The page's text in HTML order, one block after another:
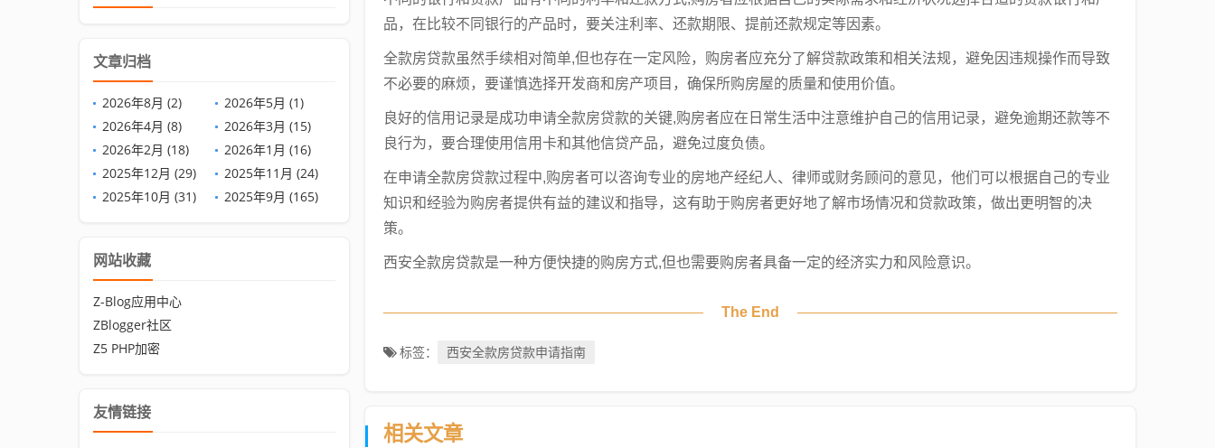
品，在比较不同银行的产品时，要关注利率、还款期限、提前还款规定等因素。
全款房贷款虽然手续相对简单,但也存在一定风险，购房者应充分了解贷款政策和相关法规，避免因违规操作而导致
不必要的麻烦，要谨慎选择开发商和房产项目，确保所购房屋的质量和使用价值。
良好的信用记录是成功申请全款房贷款的关键,购房者应在日常生活中注意维护自己的信用记录，避免逾期还款等不
良行为，要合理使用信用卡和其他信贷产品，避免过度负债。
在申请全款房贷款过程中,购房者可以咨询专业的房地产经纪人、律师或财务顾问的意见，他们可以根据自己的专业
知识和经验为购房者提供有益的建议和指导，这有助于购房者更好地了解市场情况和贷款政策，做出更明智的决
策。
西安全款房贷款是一种方便快捷的购房方式,但也需要购房者具备一定的经济实力和风险意识。
The End
标签： 西安全款房贷款申请指南
相关文章
文章归档
2026年8月 (2)
2026年5月 (1)
2026年4月 (8)
2026年3月 (15)
2026年2月 (18)
2026年1月 (16)
2025年12月 (29)
2025年11月 (24)
2025年10月 (31)
2025年9月 (165)
网站收藏
Z-Blog应用中心
ZBlogger社区
Z5 PHP加密
友情链接